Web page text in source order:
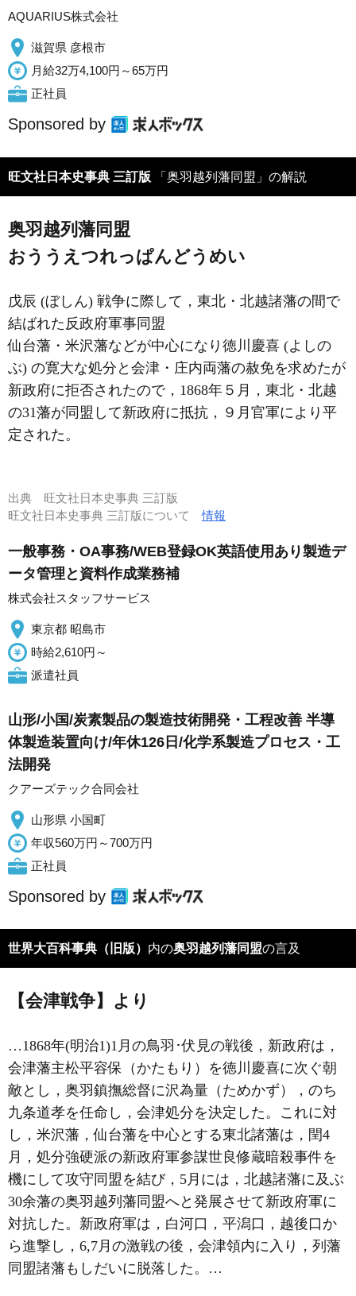
AQUARIUS株式会社
滋賀県 彦根市
月給32万4,100円～65万円
正社員
Sponsored by
旺文社日本史事典 三訂版 「奥羽越列藩同盟」の解説
奥羽越列藩同盟
おううえつれっぱんどうめい
戊辰 (ぼしん) 戦争に際して，東北・北越諸藩の間で
結ばれた反政府軍事同盟
仙台藩・米沢藩などが中心になり徳川慶喜 (よしの
ぶ) の寛大な処分と会津・庄内両藩の赦免を求めたが
新政府に拒否されたので，1868年５月，東北・北越
の31藩が同盟して新政府に抵抗，９月官軍により平
定された。
出典 旺文社日本史事典 三訂版
旺文社日本史事典 三訂版について情報
一般事務・OA事務/WEB登録OK英語使用あり製造デ
ータ管理と資料作成業務補
株式会社スタッフサービス
東京都 昭島市
時給2,610円～
派遣社員
山形/小国/炭素製品の製造技術開発・工程改善 半導
体製造装置向け/年休126日/化学系製造プロセス・工
法開発
クアーズテック合同会社
山形県 小国町
年収560万円～700万円
正社員
Sponsored by
世界大百科事典（旧版） 内の奥羽越列藩同盟の言及
【会津戦争】より
…1868年(明治1)1月の鳥羽･伏見の戦後，新政府は，
会津藩主松平容保（かたもり）を徳川慶喜に次ぐ朝
敵とし，奥羽鎮撫総督に沢為量（ためかず），のち
九条道孝を任命し，会津処分を決定した。これに対
し，米沢藩，仙台藩を中心とする東北諸藩は，閏4
月，処分強硬派の新政府軍参謀世良修蔵暗殺事件を
機にして攻守同盟を結び，5月には，北越諸藩に及ぶ
30余藩の奥羽越列藩同盟へと発展させて新政府軍に
対抗した。新政府軍は，白河口，平潟口，越後口か
ら進撃し，6,7月の激戦の後，会津領内に入り，列藩
同盟諸藩もしだいに脱落した。…